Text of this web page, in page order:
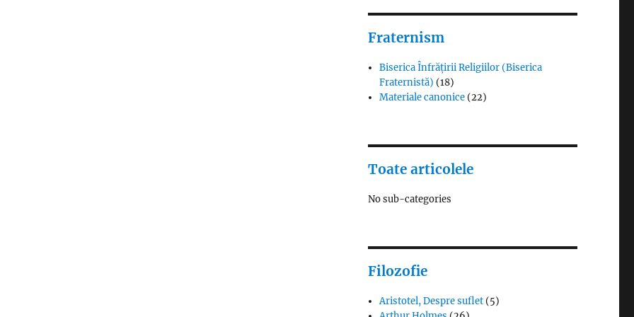
Fraternism
Biserica Înfrățirii Religiilor (Biserica
Fraternistă) (18)
Materiale canonice (22)
Toate articolele
No sub-categories
Filozofie
Aristotel, Despre suflet (5)